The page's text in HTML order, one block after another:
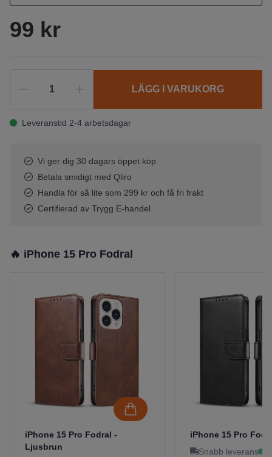
99 kr
LÄGG I VARUKORG
Leveranstid 2-4 arbetsdagar
Vi ger dig 30 dagars öppet köp
Betala smidigt med Qliro
Handla för så lite som 299 kr och få fri frakt
Certifierad av Trygg E-handel
🔥 iPhone 15 Pro Fodral
iPhone 15 Pro Fodral -
Ljusbrun
iPhone 15 Pro
Snabb leverans